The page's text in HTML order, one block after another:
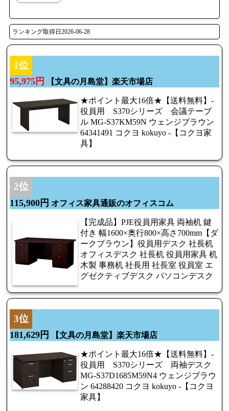
ランキング取得日2026-06-28
1位
95,975円 【文具の月島堂】楽天市場店
★ポイント最大16倍★【送料無料】-
役員用 S370シリーズ 会議テーブ
ル MG-S37KM59N ウェンジブラウン
64341491 コクヨ kokuyo -【コクヨ家
具】
2位
115,900円 オフィス家具通販のオフィスコム
【完成品】PJE役員用家具 両袖机 鍵
付き 幅1600×奥行800×高さ700mm【ダ
ークブラウン】役員用デスク 社長机
オフィスデスク 社長机 役員用家具 机
木製 事務机 社長用 社長室 役員室 エ
グゼクティブデスク パソコンデスク
3位
181,629円 【文具の月島堂】楽天市場店
★ポイント最大16倍★【送料無料】-
役員用 S370シリーズ 両袖デスク
MG-S37D1685M59N4 ウェンジブラウ
ン 64288420 コクヨ kokuyo -【コクヨ
家具】